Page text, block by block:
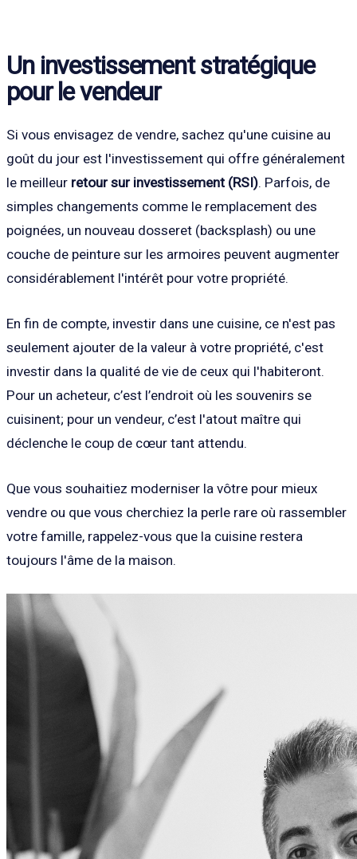
Un investissement stratégique
pour le vendeur
Si vous envisagez de vendre, sachez qu'une cuisine au
goût du jour est l'investissement qui offre généralement
le meilleur retour sur investissement (RSI). Parfois, de
simples changements comme le remplacement des
poignées, un nouveau dosseret (backsplash) ou une
couche de peinture sur les armoires peuvent augmenter
considérablement l'intérêt pour votre propriété.
En fin de compte, investir dans une cuisine, ce n'est pas
seulement ajouter de la valeur à votre propriété, c'est
investir dans la qualité de vie de ceux qui l'habiteront.
Pour un acheteur, c’est l’endroit où les souvenirs se
cuisinent; pour un vendeur, c’est l'atout maître qui
déclenche le coup de cœur tant attendu.
Que vous souhaitiez moderniser la vôtre pour mieux
vendre ou que vous cherchiez la perle rare où rassembler
votre famille, rappelez-vous que la cuisine restera
toujours l'âme de la maison.